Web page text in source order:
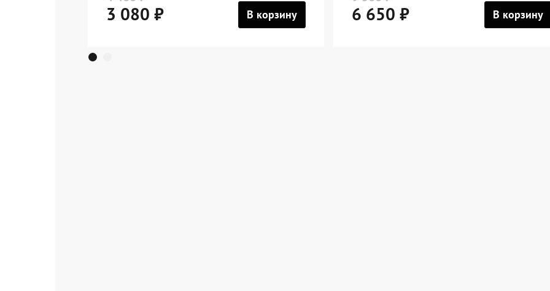
3 080 ₽ В корзину 6 650 ₽ В корзину